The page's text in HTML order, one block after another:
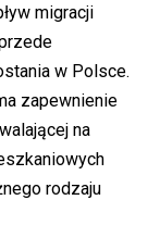
migracji
w Polsce.
zapewnienie
na
rodzaju